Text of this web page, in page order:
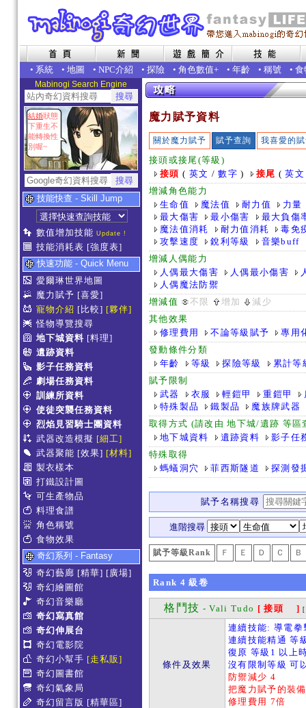
• 系統 • 地圖 • NPC介紹 • 探險 • 角色數值+ • 年齡 • 稱號 • 食
Mabinogi Search Engine
結婚狀態
下重生不
能轉換性
別喔~
技能快查 - Skill Jump
數值增加技能 Update !
技能消耗表 [強度表]
快速功能 - Quick Menu
愛爾琳世界地圖
魔力賦予 [喜愛]
寵物介紹 [比較] [夥伴]
怪物導覽搜尋
地下城資料 [料理]
遺跡資料
影子任務資料
劇場任務資料
訓練所資料
使徒突襲任務資料
烈焰見習騎士團資料
武器改造模擬 [細工]
武器聚能 [效果] [材料]
製衣樣本
打鐵設計圖
可生產物品
料理食譜
角色稱號
食物效果
奇幻系列 - Fantasy
奇幻藝廊 [精華] [廣場]
奇幻繪圖館
奇幻音樂廳
奇幻寫真館
奇幻伸展台
奇幻電影院
奇幻小幫手 [走私販]
奇幻圖書館
奇幻氣象局
奇幻留言版 [精華區]
魔力賦予資料
關於魔力賦予 賦予查詢 我喜愛的
接頭或接尾(等級)
接頭 ( 英文 /數字 ) 接尾 (英文
增減角色能力
生命值
魔法值 耐力值
力量
最大傷害
最小傷害
最大負傷
魔法值消耗
耐力值消耗
毒免
攻擊速度
銳利等級
音樂buff
增減人偶能力
人偶最大傷害
人偶最小傷害
人偶魔法防禦
增減值
不限 增加
減少
其他效果
修理費用
不論等級賦予
專用
發動條件分類
年齡
等級 探險等級
累計等
賦予限制
武器
衣服 輕鎧甲 重鎧甲
特殊製品
鐵製品
魔族牌武器
取得方式 (請改由 地下城/遺跡 等區
地下城資料
遺跡資料
影子任
特殊取得
螞蟻洞穴
菲西斯隧道 探測發
賦予名稱搜尋
進階搜尋
賦予等級Rank Ｆ Ｅ Ｄ Ｃ Ｂ
Rank 4 級卷
格鬥技 - Vali Tudo [ 接頭 ]
條件及效果
連續技能: 導電
連續技能精通 等
復原 等級1 以上
沒有限制等級 可
防禦減少 4
把魔力賦予的裝
修理費用 7倍